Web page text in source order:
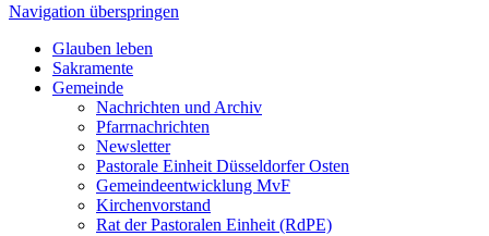
Navigation überspringen
Glauben leben
Sakramente
Gemeinde
Nachrichten und Archiv
Pfarrnachrichten
Newsletter
Pastorale Einheit Düsseldorfer Osten
Gemeindeentwicklung MvF
Kirchenvorstand
Rat der Pastoralen Einheit (RdPE)